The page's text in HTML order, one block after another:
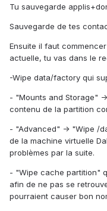
Tu sauvegarde
Sauvegarde de tes
Ensuite il faut
actuelle, tu vas dans le
-Wipe data/factory qui
- "Mounts and Storage" -
contenu de la partition
- "Advanced" -> "Wipe /
de la machine virtuelle
problèmes par la suite.
- "Wipe cache partition"
afin de ne pas se
pourraient causer bon